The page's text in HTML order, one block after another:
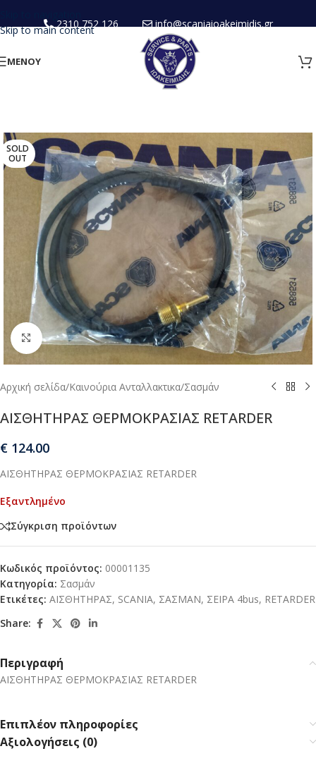
Skip to main content
2310 752 126 info@scaniaioakeimidis.gr
ΜΕΝΟΥ
SOLD
OUT
Μεγέθυνση
Αρχική σελίδα/Καινούρια Ανταλλακτικα/Σασμάν
ΑΙΣΘΗΤΗΡΑΣ ΘΕΡΜΟΚΡΑΣΙΑΣ RETARDER
€ 124.00
ΑΙΣΘΗΤΗΡΑΣ ΘΕΡΜΟΚΡΑΣΙΑΣ RETARDER
Εξαντλημένο
Σύγκριση προϊόντων
Κωδικός προϊόντος: 00001135
Κατηγορία: Σασμάν
Ετικέτες: ΑΙΣΘΗΤΗΡΑΣ, SCANIA, ΣΑΣΜΑΝ, ΣΕΙΡΑ 4bus, RETARDER
Share:
Περιγραφή
ΑΙΣΘΗΤΗΡΑΣ ΘΕΡΜΟΚΡΑΣΙΑΣ RETARDER
Επιπλέον πληροφορίες
Αξιολογήσεις (0)